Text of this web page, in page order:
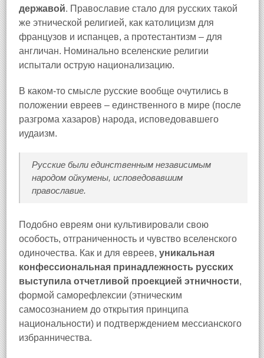
державой. Православие стало для русских такой
же этнической религией, как католицизм для
французов и испанцев, а протестантизм – для
англичан. Номинально вселенские религии
испытали острую национализацию.
В каком-то смысле русские вообще очутились в
положении евреев – единственного в мире (после
разгрома хазаров) народа, исповедовавшего
иудаизм.
Русские были единственным независимым
народом ойкумены, исповедовавшим
православие.
Подобно евреям они культивировали свою
особость, отграниченность и чувство вселенского
одиночества. Как и для евреев, уникальная
конфессиональная принадлежность русских
выступила отчетливой проекцией этничности,
формой саморефлексии (этническим
самосознанием до открытия принципа
национальности) и подтверждением мессианского
избранничества.